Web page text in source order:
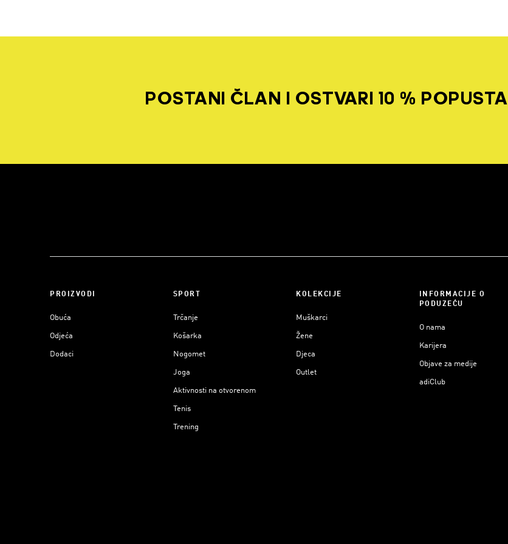
POSTANI ČLAN I OSTVARI 10 % POPUSTA
PROIZVODI
Obuća
Odjeća
Dodaci
SPORT
Trčanje
Košarka
Nogomet
Joga
Aktivnosti na otvorenom
Tenis
Trening
KOLEKCIJE
Muškarci
Žene
Djeca
Outlet
INFORMACIJE O
PODUZEĆU
O nama
Karijera
Objave za medije
adiClub